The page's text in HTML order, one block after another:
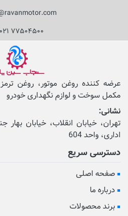
۰۲۱ ۷۷۵۰۴۵۰۰
عرضه کننده روغن موتور، روغن
مکمل‌ سوخت و لوازم نگهداری خودرو
نشانی:
تهران، خیابان انقلاب، خیابان بهار
اداری، واحد 604
دسترسی سریع
صفحه اصلی
درباره ما
برند محصولات